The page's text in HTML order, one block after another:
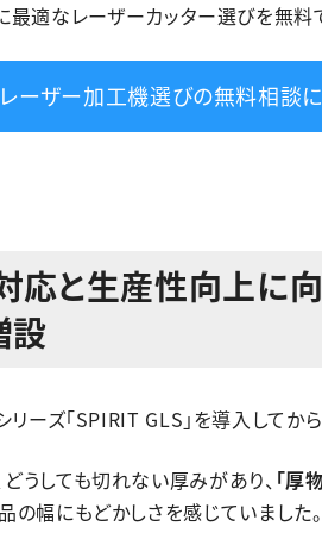
最適なレーザーカッター選びを無料
レーザー加工機選びの無料相談
応と生産性向上に
設
ーズ「SPIRIT GLS」を導入してか
うしても切れない厚みがあり、 「厚
の幅にもどかしさを感じていました。